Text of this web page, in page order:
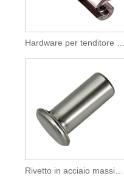
Rivetto in acciaio massiccio a testa piatta per fissaggio industriale